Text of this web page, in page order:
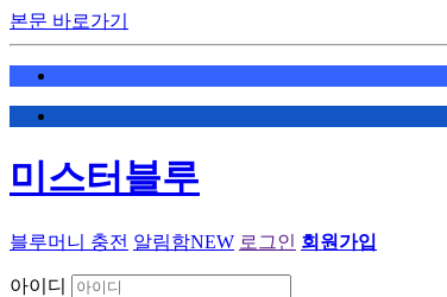
본문 바로가기
미스터블루
블루머니 충전 알림함NEW 로그인 회원가입
아이디